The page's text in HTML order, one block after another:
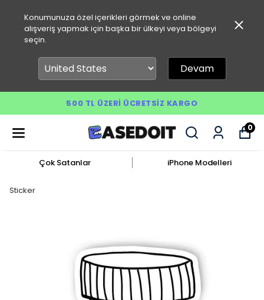
Konumunuza özel içerikleri görmek ve online
alışveriş yapmak için başka bir ülkeyi veya bölgeyi
seçin.
Devam
500 TL ÜZERI ÜCRETSIZ KARGO
0
Çok Satanlar iPhone Modelleri
Sticker